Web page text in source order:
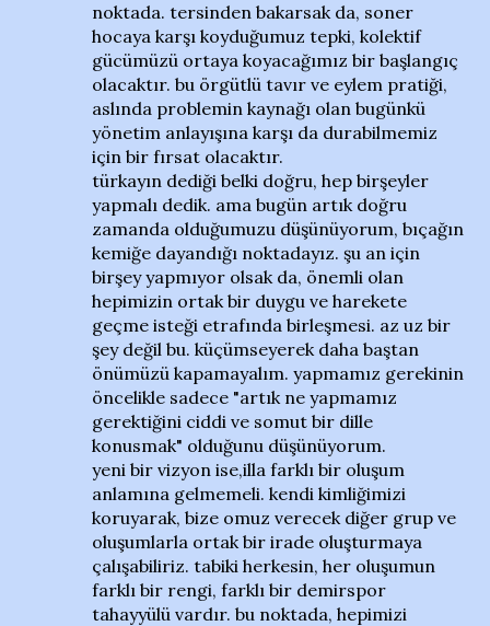
noktada. tersinden bakarsak da, soner
hocaya karşı koyduğumuz tepki, kolektif
gücümüzü ortaya koyacağımız bir başlangıç
olacaktır. bu örgütlü tavır ve eylem pratiği,
aslında problemin kaynağı olan bugünkü
yönetim anlayışına karşı da durabilmemiz
için bir fırsat olacaktır.
türkayın dediği belki doğru, hep birşeyler
yapmalı dedik. ama bugün artık doğru
zamanda olduğumuzu düşünüyorum, bıçağın
kemiğe dayandığı noktadayız. şu an için
birşey yapmıyor olsak da, önemli olan
hepimizin ortak bir duygu ve harekete
geçme isteği etrafında birleşmesi. az uz bir
şey değil bu. küçümseyerek daha baştan
önümüzü kapamayalım. yapmamız gerekinin
öncelikle sadece "artık ne yapmamız
gerektiğini ciddi ve somut bir dille
konusmak" olduğunu düşünüyorum.
yeni bir vizyon ise,illa farklı bir oluşum
anlamına gelmemeli. kendi kimliğimizi
koruyarak, bize omuz verecek diğer grup ve
oluşumlarla ortak bir irade oluşturmaya
çalışabiliriz. tabiki herkesin, her oluşumun
farklı bir rengi, farklı bir demirspor
tahayyülü vardır. bu noktada, hepimizi